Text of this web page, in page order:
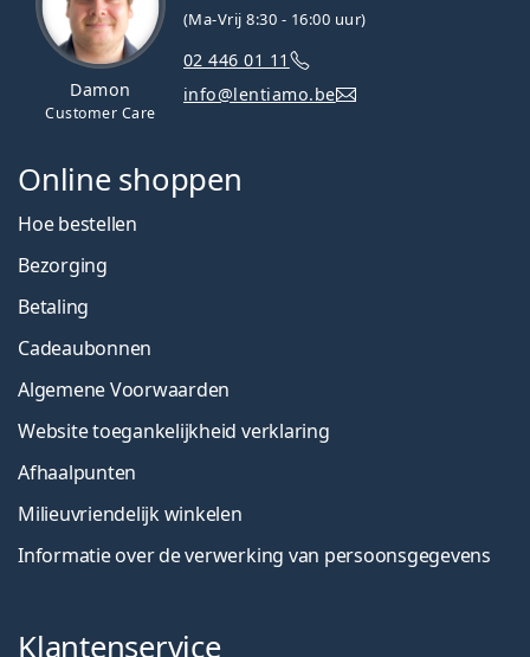
Damon
Customer Care
(Ma-Vrij 8:30 - 16:00 uur)
02 446 01 11
info@lentiamo.be
Online shoppen
Hoe bestellen
Bezorging
Betaling
Cadeaubonnen
Algemene Voorwaarden
Website toegankelijkheid verklaring
Afhaalpunten
Milieuvriendelijk winkelen
Informatie over de verwerking van persoonsgegevens
Klantenservice